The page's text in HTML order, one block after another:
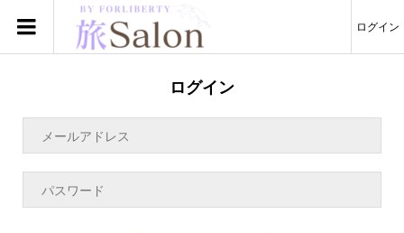
ログイン
ログイン